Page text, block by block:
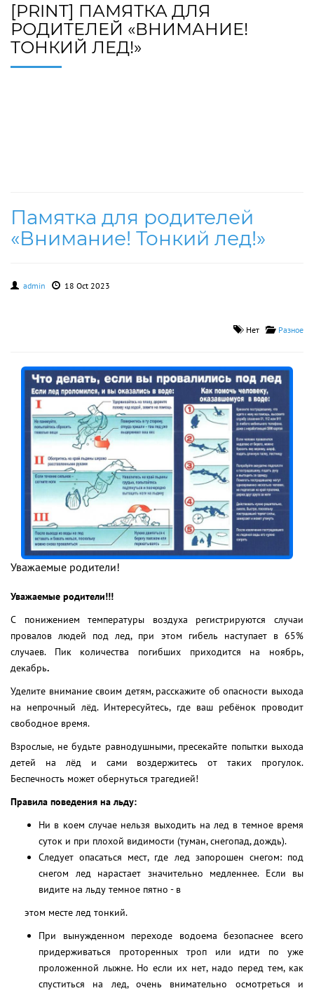
[PRINT] ПАМЯТКА ДЛЯ
РОДИТЕЛЕЙ «ВНИМАНИЕ!
ТОНКИЙ ЛЕД!»
Памятка для родителей
«Внимание! Тонкий лед!»
admin 18 Oct 2023
Нет Разное
Уважаемые родители!
Уважаемые родители!!!
С понижением температуры воздуха регистрируются случаи
провалов людей под лед, при этом гибель наступает в 65%
случаев. Пик количества погибших приходится на ноябрь,
декабрь.
Уделите внимание своим детям, расскажите об опасности выхода
на непрочный лёд. Интересуйтесь, где ваш ребёнок проводит
свободное время.
Взрослые, не будьте равнодушными, пресекайте попытки выхода
детей на лёд и сами воздержитесь от таких прогулок.
Беспечность может обернуться трагедией!
Правила поведения на льду:
Ни в коем случае нельзя выходить на лед в темное время
суток и при плохой видимости (туман, снегопад, дождь).
Следует опасаться мест, где лед запорошен снегом: под
снегом лед нарастает значительно медленнее. Если вы
видите на льду темное пятно - в
этом месте лед тонкий.
При вынужденном переходе водоема безопаснее всего
придерживаться проторенных троп или идти по уже
проложенной лыжне. Но если их нет, надо перед тем, как
спуститься на лед, очень внимательно осмотреться и